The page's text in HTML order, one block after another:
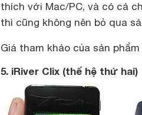
thích với Mac/PC, và có cả
thì cũng không nên bỏ qua
Giá tham khảo của sản phẩm
5. iRiver Clix (thế hệ thứ hai)